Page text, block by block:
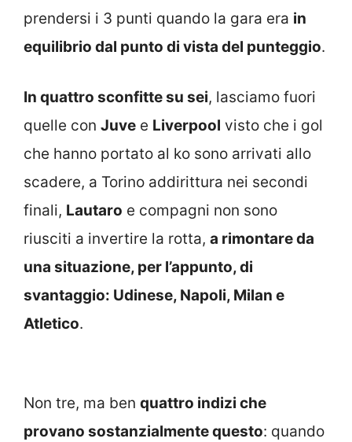
prendersi i 3 punti quando la gara era in
equilibrio dal punto di vista del punteggio.
In quattro sconfitte su sei, lasciamo fuori
quelle con Juve e Liverpool visto che i gol
che hanno portato al ko sono arrivati allo
scadere, a Torino addirittura nei secondi
finali, Lautaro e compagni non sono
riusciti a invertire la rotta, a rimontare da
una situazione, per l’appunto, di
svantaggio: Udinese, Napoli, Milan e
Atletico.
Non tre, ma ben quattro indizi che
provano sostanzialmente questo: quando